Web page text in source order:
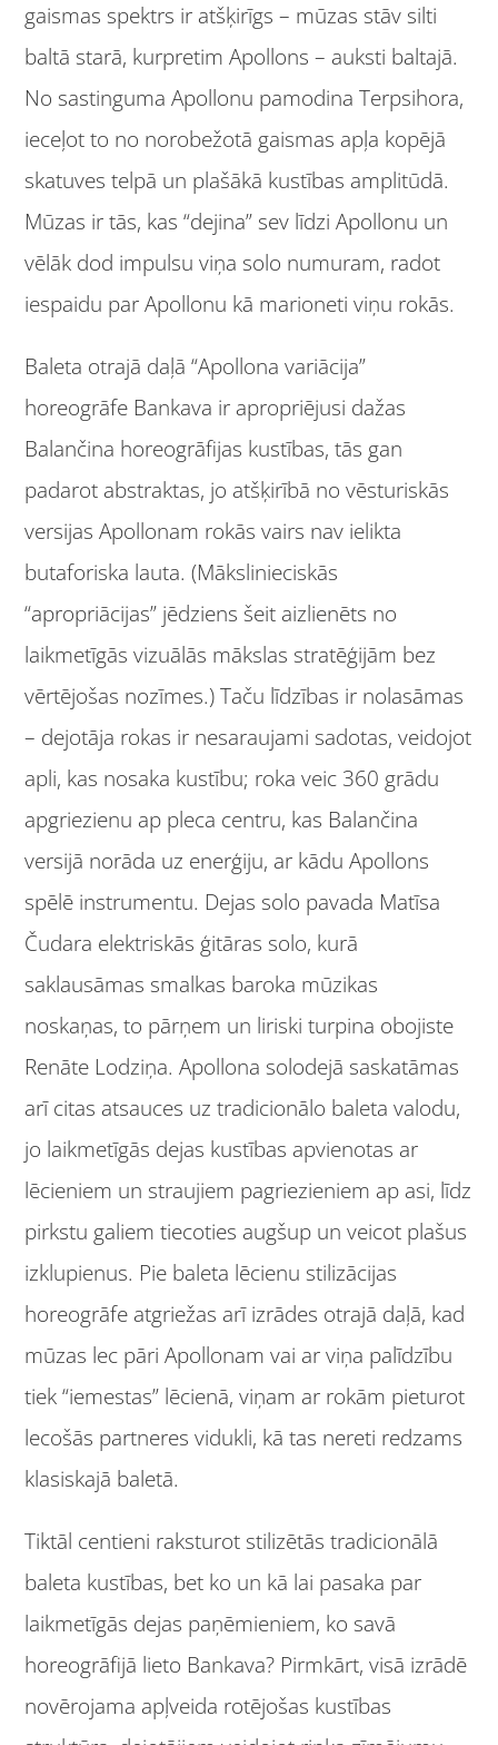
gaismas spektrs ir atšķirīgs – mūzas stāv silti
baltā starā, kurpretim Apollons – auksti baltajā.
No sastinguma Apollonu pamodina Terpsihora,
ieceļot to no norobežotā gaismas apļa kopējā
skatuves telpā un plašākā kustības amplitūdā.
Mūzas ir tās, kas “dejina” sev līdzi Apollonu un
vēlāk dod impulsu viņa solo numuram, radot
iespaidu par Apollonu kā marioneti viņu rokās.
Baleta otrajā daļā “Apollona variācija”
horeogrāfe Bankava ir apropriējusi dažas
Balančina horeogrāfijas kustības, tās gan
padarot abstraktas, jo atšķirībā no vēsturiskās
versijas Apollonam rokās vairs nav ielikta
butaforiska lauta. (Mākslinieciskās
“apropriācijas” jēdziens šeit aizlienēts no
laikmetīgās vizuālās mākslas stratēģijām bez
vērtējošas nozīmes.) Taču līdzības ir nolasāmas
– dejotāja rokas ir nesaraujami sadotas, veidojot
apli, kas nosaka kustību; roka veic 360 grādu
apgriezienu ap pleca centru, kas Balančina
versijā norāda uz enerģiju, ar kādu Apollons
spēlē instrumentu. Dejas solo pavada Matīsa
Čudara elektriskās ģitāras solo, kurā
saklausāmas smalkas baroka mūzikas
noskaņas, to pārņem un liriski turpina obojiste
Renāte Lodziņa. Apollona solodejā saskatāmas
arī citas atsauces uz tradicionālo baleta valodu,
jo laikmetīgās dejas kustības apvienotas ar
lēcieniem un straujiem pagriezieniem ap asi, līdz
pirkstu galiem tiecoties augšup un veicot plašus
izklupienus. Pie baleta lēcienu stilizācijas
horeogrāfe atgriežas arī izrādes otrajā daļā, kad
mūzas lec pāri Apollonam vai ar viņa palīdzību
tiek “iemestas” lēcienā, viņam ar rokām pieturot
lecošās partneres vidukli, kā tas nereti redzams
klasiskajā baletā.
Tiktāl centieni raksturot stilizētās tradicionālā
baleta kustības, bet ko un kā lai pasaka par
laikmetīgās dejas paņēmieniem, ko savā
horeogrāfijā lieto Bankava? Pirmkārt, visā izrādē
novērojama apļveida rotējošas kustības